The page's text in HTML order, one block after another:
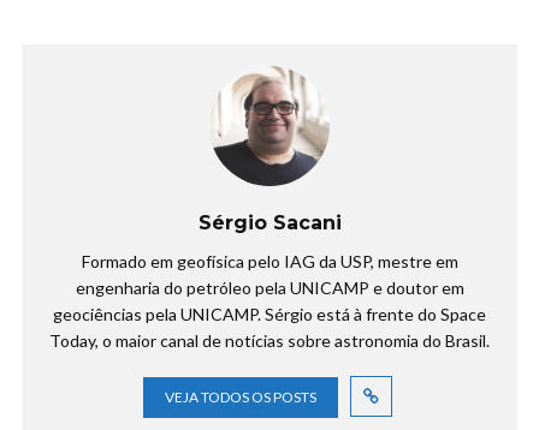
Sérgio Sacani
Formado em geofísica pelo IAG da USP, mestre em
engenharia do petróleo pela UNICAMP e doutor em
geociências pela UNICAMP. Sérgio está à frente do Space
Today, o maior canal de notícias sobre astronomia do Brasil.
VEJA TODOS OS POSTS